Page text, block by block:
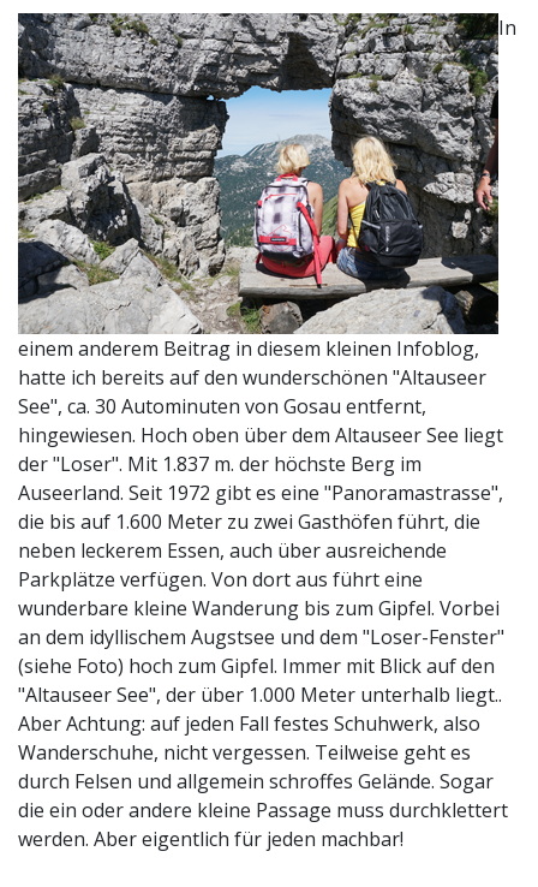
In
einem anderem Beitrag in diesem kleinen Infoblog,
hatte ich bereits auf den wunderschönen "Altauseer
See", ca. 30 Autominuten von Gosau entfernt,
hingewiesen. Hoch oben über dem Altauseer See liegt
der "Loser". Mit 1.837 m. der höchste Berg im
Auseerland. Seit 1972 gibt es eine "Panoramastrasse",
die bis auf 1.600 Meter zu zwei Gasthöfen führt, die
neben leckerem Essen, auch über ausreichende
Parkplätze verfügen. Von dort aus führt eine
wunderbare kleine Wanderung bis zum Gipfel. Vorbei
an dem idyllischem Augstsee und dem "Loser-Fenster"
(siehe Foto) hoch zum Gipfel. Immer mit Blick auf den
"Altauseer See", der über 1.000 Meter unterhalb liegt..
Aber Achtung: auf jeden Fall festes Schuhwerk, also
Wanderschuhe, nicht vergessen. Teilweise geht es
durch Felsen und allgemein schroffes Gelände. Sogar
die ein oder andere kleine Passage muss durchklettert
werden. Aber eigentlich für jeden machbar!